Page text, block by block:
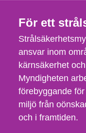
För ett
ansvar inom
kärnsäkerhet
Myndigheten
förebyggande
miljö från
och i framtiden.